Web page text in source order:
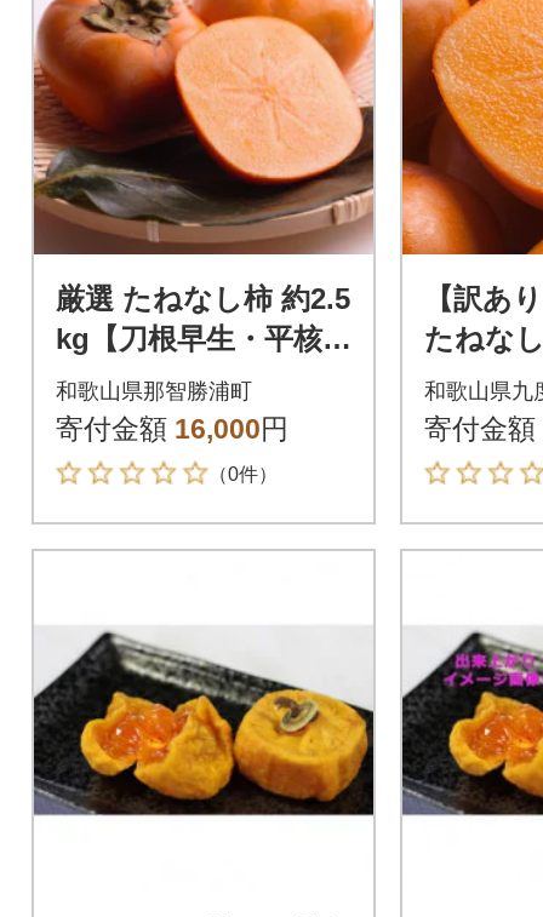
厳選 たねなし柿 約2.5
kg【刀根早生・平核無
柿(ひらたねなしか
き)】
和歌山県那智勝浦町
寄付金額 16,000円
（0件）
【訳あ
たねな
根早生
らたね
和歌山県九
寄付金額